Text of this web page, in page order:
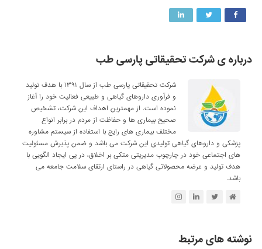
درباره ی شرکت تحقیقاتی پارسی طب
شرکت تحقیقاتی پارسی طب از سال ۱۳۹۱ با هدف تولید
و فرآوری داروهای گیاهی و طبیعی فعالیت خود را آغاز
نموده است. از مهمترین اهداف این شرکت، تشخیص
صحیح بیماری ها و حفاظت از مردم در برابر انواع
مختلف بیماری های رایج با استفاده از سیستم مشاوره
پزشکی و داروهای گیاهی تولیدی این شرکت می باشد و ضمن پذیرش مسئولیت
های اجتماعی خود در چارچوب مدیریتی متکی بر اخلاق، در پی ایجاد الگویی با
هدف تولید و عرضه محصولاتی گیاهی در راستای ارتقای سلامت جامعه می
باشد.
نوشته های مرتبط